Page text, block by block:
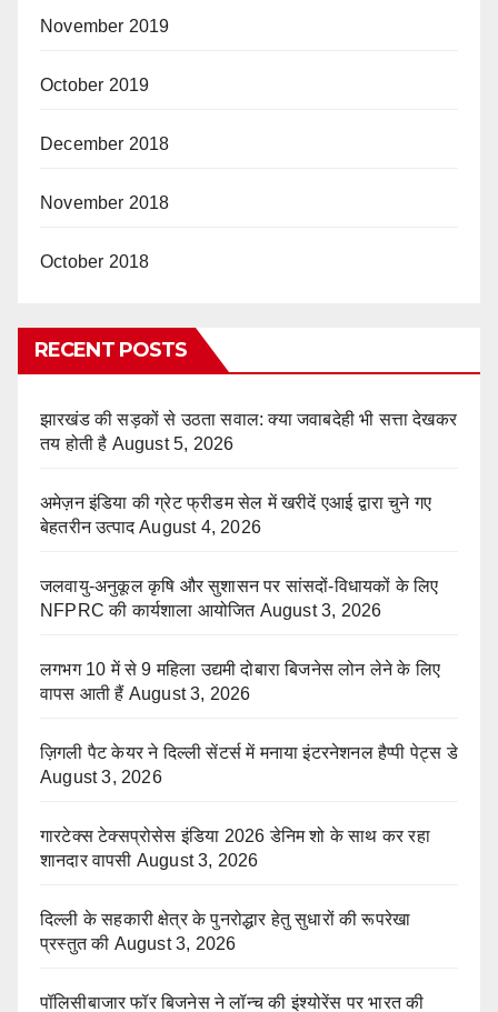
November 2019
October 2019
December 2018
November 2018
October 2018
RECENT POSTS
झारखंड की सड़कों से उठता सवाल: क्या जवाबदेही भी सत्ता देखकर
तय होती है August 5, 2026
अमेज़न इंडिया की ग्रेट फ्रीडम सेल में खरीदें एआई द्वारा चुने गए
बेहतरीन उत्पाद August 4, 2026
जलवायु-अनुकूल कृषि और सुशासन पर सांसदों-विधायकों के लिए
NFPRC की कार्यशाला आयोजित August 3, 2026
लगभग 10 में से 9 महिला उद्यमी दोबारा बिजनेस लोन लेने के लिए
वापस आती हैं August 3, 2026
ज़िगली पैट केयर ने दिल्ली सेंटर्स में मनाया इंटरनेशनल हैप्पी पेट्स डे
August 3, 2026
गारटेक्स टेक्सप्रोसेस इंडिया 2026 डेनिम शो के साथ कर रहा
शानदार वापसी August 3, 2026
दिल्ली के सहकारी क्षेत्र के पुनरोद्धार हेतु सुधारों की रूपरेखा
प्रस्तुत की August 3, 2026
पॉलिसीबाजार फॉर बिजनेस ने लॉन्च की इंश्योरेंस पर भारत की